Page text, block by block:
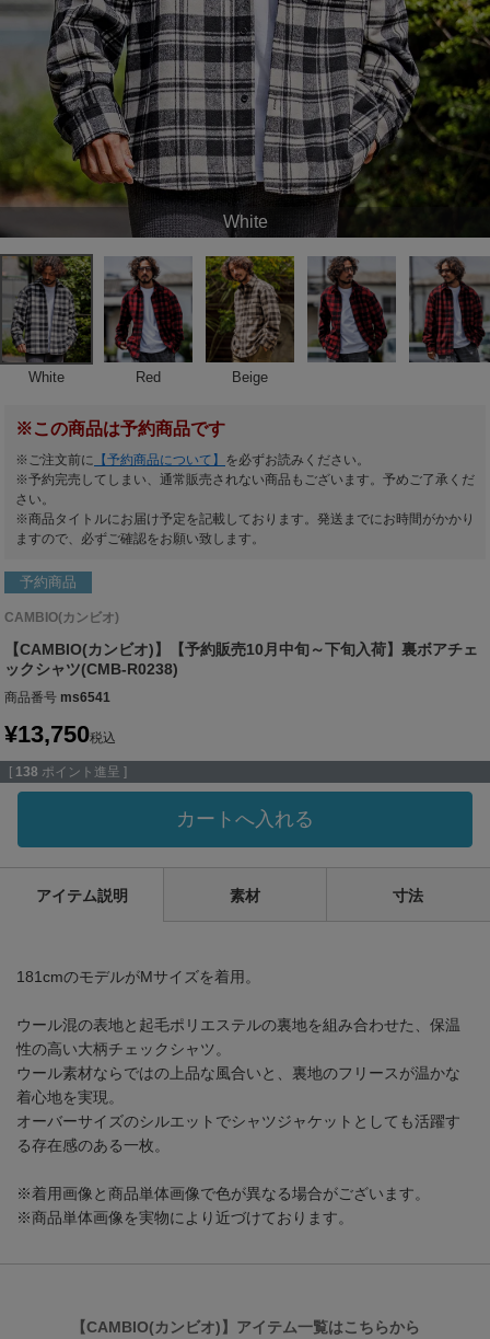
White
White Red Beige
※この商品は予約商品です
※ご注文前に 【予約商品について】 を必ずお読みください。
※予約完売してしまい、通常販売されない商品もございます。予めご了承くだ
さい。
※商品タイトルにお届け予定を記載しております。発送までにお時間がかかり
ますので、必ずご確認をお願い致します。
予約商品
CAMBIO(カンビオ)
【CAMBIO(カンビオ)】【予約販売10月中旬～下旬入荷】裏ボアチェ
ックシャツ(CMB-R0238)
商品番号 ms6541
¥13,750税込
[ 138 ポイント進呈 ]
カートへ入れる
アイテム説明 素材 寸法
181cmのモデルがMサイズを着用。
ウール混の表地と起毛ポリエステルの裏地を組み合わせた、保温
性の高い大柄チェックシャツ。
ウール素材ならではの上品な風合いと、裏地のフリースが温かな
着心地を実現。
オーバーサイズのシルエットでシャツジャケットとしても活躍す
る存在感のある一枚。
※着用画像と商品単体画像で色が異なる場合がございます。
※商品単体画像を実物により近づけております。
【CAMBIO(カンビオ)】アイテム一覧はこちらから